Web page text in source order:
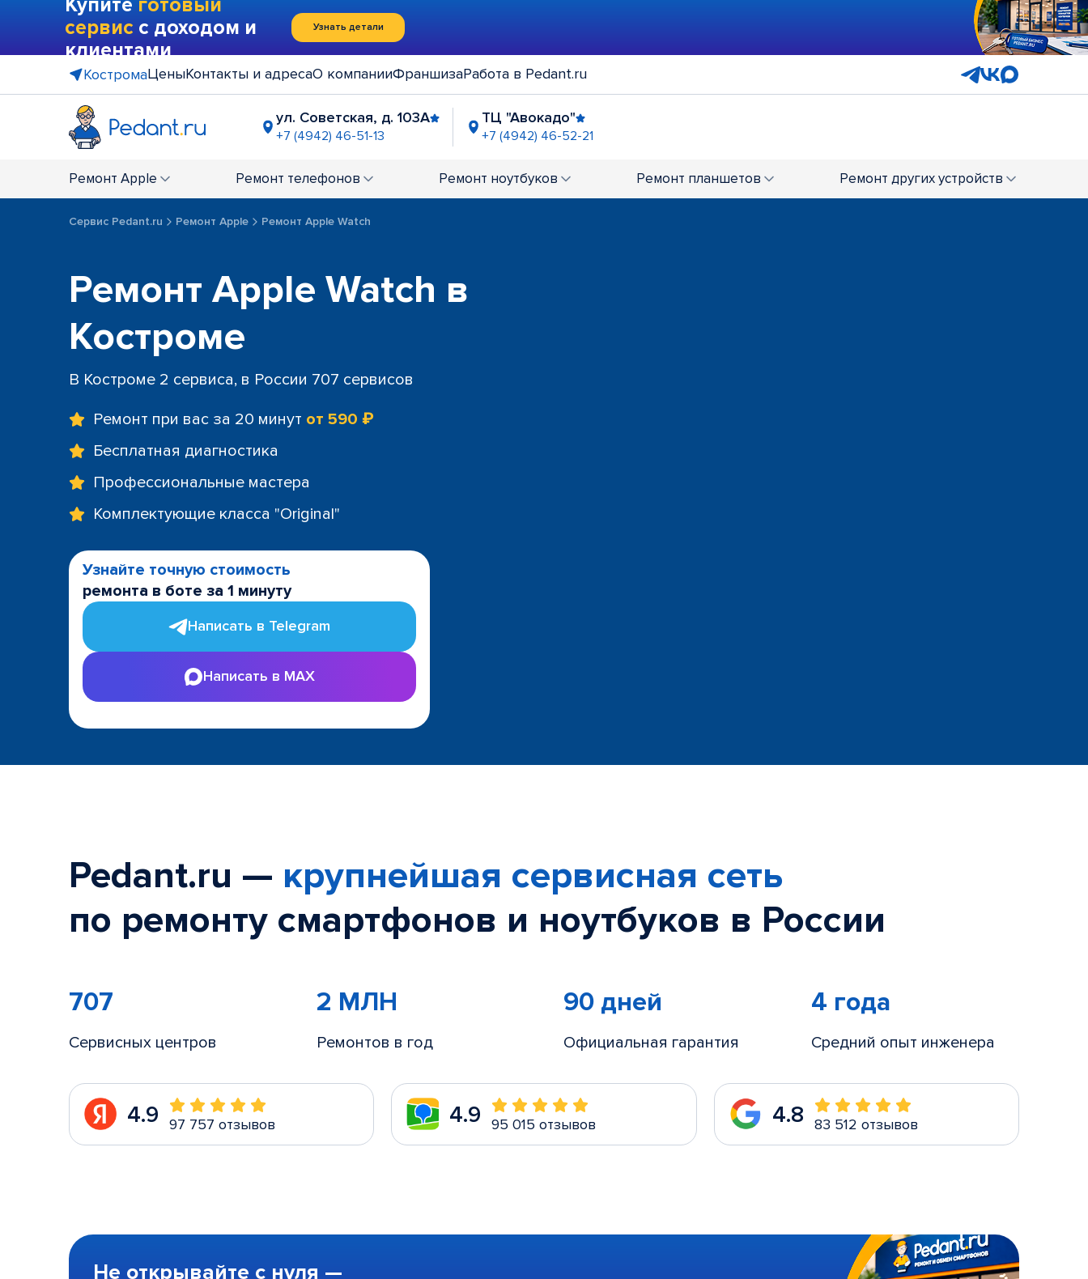
Купите готовый
сервис с доходом и
клиентами
Узнать детали
КостромаЦеныКонтакты и адресаО компанииФраншизаРабота в Pedant.ru
ул. Советская, д. 103А
+7 (4942) 46-51-13
ТЦ "Авокадо"
+7 (4942) 46-52-21
Ремонт Apple Ремонт телефонов Ремонт ноутбуков Ремонт планшетов Ремонт других устройств
Сервис Pedant.ru Ремонт Apple Ремонт Apple Watch
Ремонт Apple Watch в
Костроме
В Костроме 2 сервиса, в России 707 сервисов
Ремонт при вас за 20 минут от 590 ₽
Бесплатная диагностика
Профессиональные мастера
Комплектующие класса "Original"
Узнайте точную стоимость
ремонта в боте за 1 минуту
Написать в Telegram
Написать в MAX
Pedant.ru — крупнейшая сервисная сеть
по ремонту смартфонов и ноутбуков в России
707
Сервисных центров
2 МЛН
Ремонтов в год
90 дней
Официальная гарантия
4 года
Средний опыт инженера
4.9 97 757 отзывов 4.9 95 015 отзывов 4.8 83 512 отзывов
Не открывайте с нуля —